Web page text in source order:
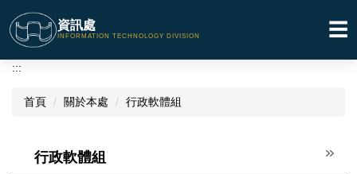
到
主
要
資訊處
INFORMATION TECHNOLOGY DIVISION ☰
:::
首頁 關於本處 行政軟體組
行政軟體組